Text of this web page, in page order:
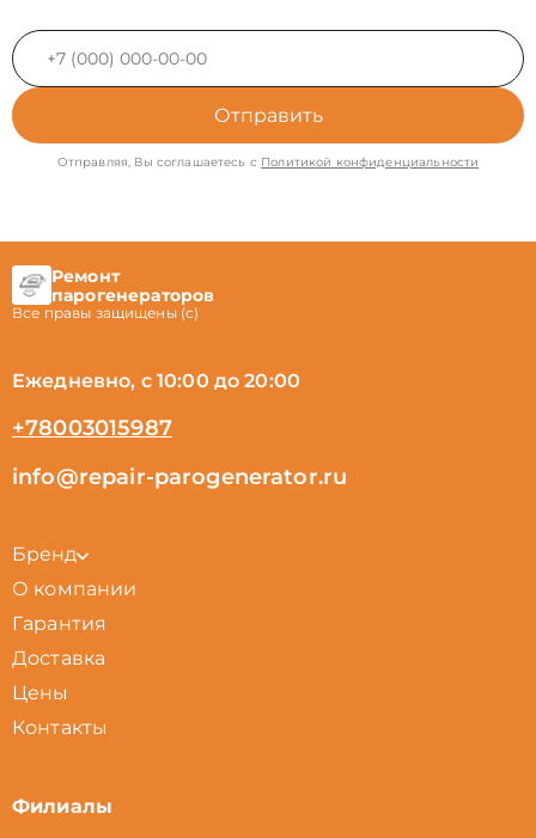
Отправить
Отправляя, Вы соглашаетесь с Политикой конфиденциальности
Ремонт
парогенераторов
Все правы защищены (с)
Ежедневно, с 10:00 до 20:00
+78003015987
info@repair-parogenerator.ru
Бренд
О компании
Гарантия
Доставка
Цены
Контакты
Филиалы